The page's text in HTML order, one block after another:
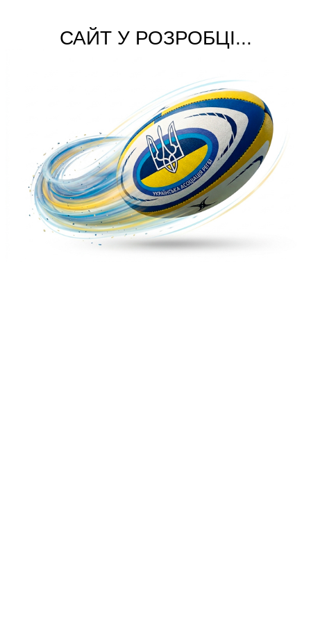
САЙТ У РОЗРОБЦІ...